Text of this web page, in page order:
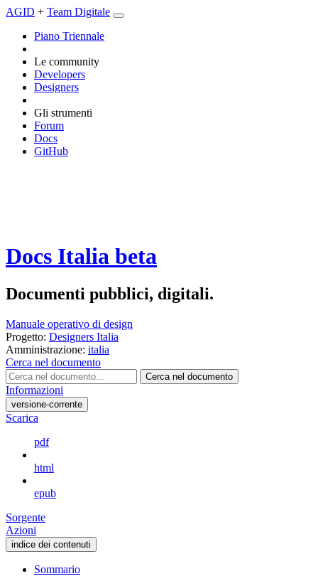
AGID + Team Digitale
Piano Triennale
Le community
Developers
Designers
Gli strumenti
Forum
Docs
GitHub
Docs Italia beta
Documenti pubblici, digitali.
Manuale operativo di design
Progetto: Designers Italia
Amministrazione: italia
Cerca nel documento
Cerca nel documento
Informazioni
versione-corrente
Scarica
pdf
html
epub
Sorgente
Azioni
indice dei contenuti
Sommario